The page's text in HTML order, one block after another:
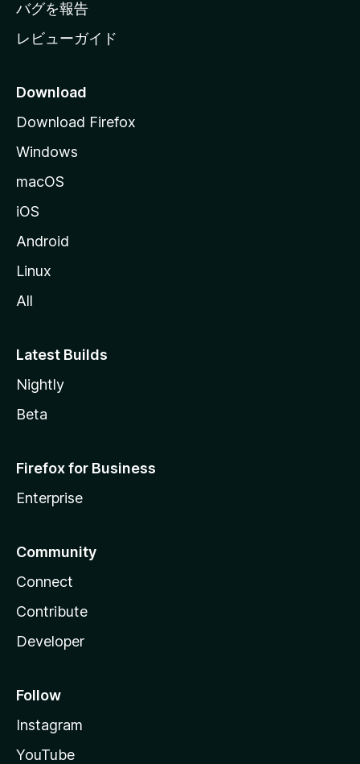
バグを報告
レビューガイド
Download
Download Firefox
Windows
macOS
iOS
Android
Linux
All
Latest Builds
Nightly
Beta
Firefox for Business
Enterprise
Community
Connect
Contribute
Developer
Follow
Instagram
YouTube